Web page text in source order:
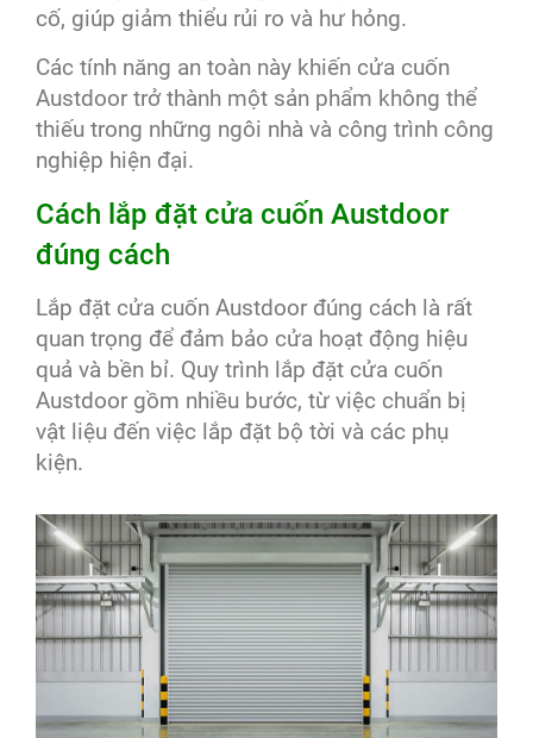
cố, giúp giảm thiểu rủi ro và hư hỏng.
Các tính năng an toàn này khiến cửa cuốn
Austdoor trở thành một sản phẩm không thể
thiếu trong những ngôi nhà và công trình công
nghiệp hiện đại.
Cách lắp đặt cửa cuốn Austdoor
đúng cách
Lắp đặt cửa cuốn Austdoor đúng cách là rất
quan trọng để đảm bảo cửa hoạt động hiệu
quả và bền bỉ. Quy trình lắp đặt cửa cuốn
Austdoor gồm nhiều bước, từ việc chuẩn bị
vật liệu đến việc lắp đặt bộ tời và các phụ
kiện.